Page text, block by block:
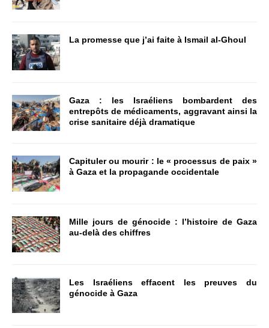
La promesse que j’ai faite à Ismail al-Ghoul
Gaza : les Israéliens bombardent des
entrepôts de médicaments, aggravant ainsi la
crise sanitaire déjà dramatique
Capituler ou mourir : le « processus de paix »
à Gaza et la propagande occidentale
Mille jours de génocide : l’histoire de Gaza
au-delà des chiffres
Les Israéliens effacent les preuves du
génocide à Gaza